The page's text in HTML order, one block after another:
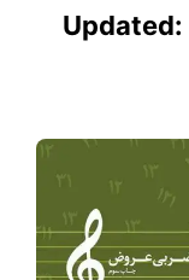
Updated: